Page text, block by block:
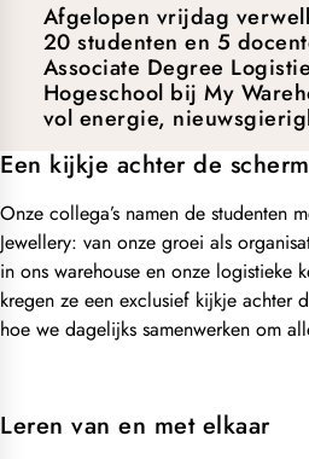
Afgelopen vrijdag
20 studenten en 5
Associate Degree
Hogeschool bij My
vol energie,
Een kijkje achter de
Onze collega’s namen de studenten
Jewellery: van onze groei als
in ons warehouse en onze logistieke
kregen ze een exclusief kijkje achter
hoe we dagelijks samenwerken om
Leren van en met elkaar